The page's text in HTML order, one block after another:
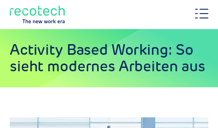
Activity Based Working: So
sieht modernes Arbeiten aus